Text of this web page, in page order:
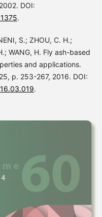
DOI:
.
S.; ZHOU, C. H.;
WANG, H. Fly ash-based
and applications.
p. 253-267, 2016. DOI:
.